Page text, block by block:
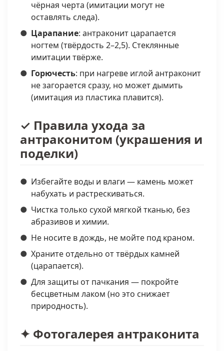
чёрная черта (имитации могут не
оставлять следа).
Царапание: антраконит царапается
ногтем (твёрдость 2–2,5). Стеклянные
имитации твёрже.
Горючесть: при нагреве иглой антраконит
не загорается сразу, но может дымить
(имитация из пластика плавится).
✓ Правила ухода за
антраконитом (украшения и
поделки)
Избегайте воды и влаги — камень может
набухать и растрескиваться.
Чистка только сухой мягкой тканью, без
абразивов и химии.
Не носите в дождь, не мойте под краном.
Храните отдельно от твёрдых камней
(царапается).
Для защиты от пачкания — покройте
бесцветным лаком (но это снижает
природность).
✦ Фотогалерея антраконита